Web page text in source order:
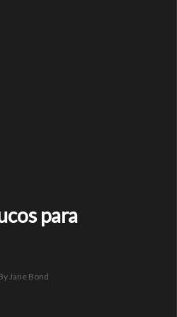
para
Jane Bond